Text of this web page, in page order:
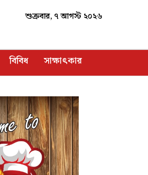
শুক্রবার, ৭ আগস্ট ২০২৬
বিবিধ সাক্ষাৎকার